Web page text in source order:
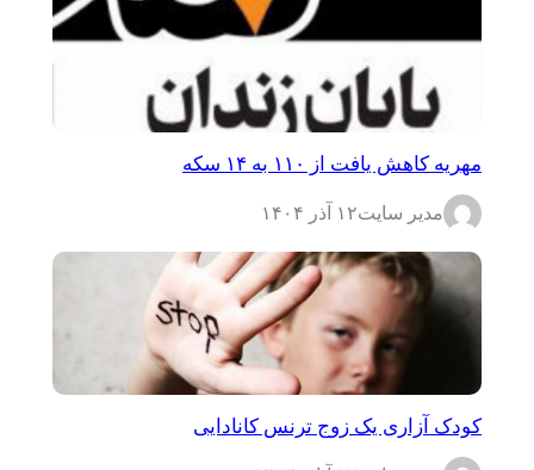
مهریه کاهش یافت از ۱۱۰ به ۱۴ سکه
مدیر سایت۱۲ آذر ۱۴۰۴
کودک آزاری یک زوج ترنس کانادایی